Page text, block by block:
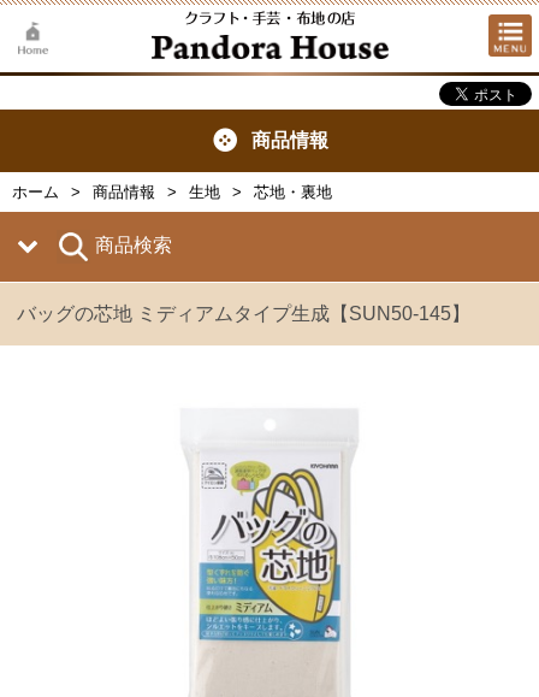
商品情報
ホーム 商品情報 生地 芯地・裏地
商品検索
バッグの芯地 ミディアムタイプ生成【SUN50-145】